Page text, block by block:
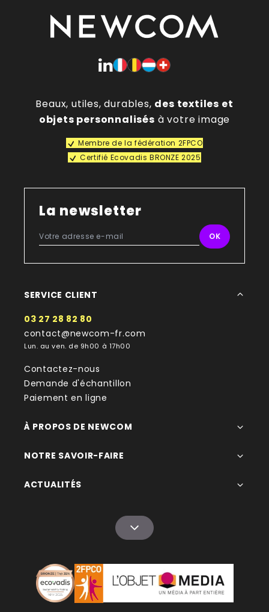
Beaux, utiles, durables, des textiles et
objets personnalisés à votre image
Membre de la fédération 2FPCO
Certifié Ecovadis BRONZE 2025
La newsletter
SERVICE CLIENT
03 27 28 82 80
contact@newcom-fr.com
Lun. au ven. de 9h00 à 17h00
Contactez-nous
Demande d'échantillon
Paiement en ligne
À PROPOS DE NEWCOM
NOTRE SAVOIR-FAIRE
ACTUALITÉS